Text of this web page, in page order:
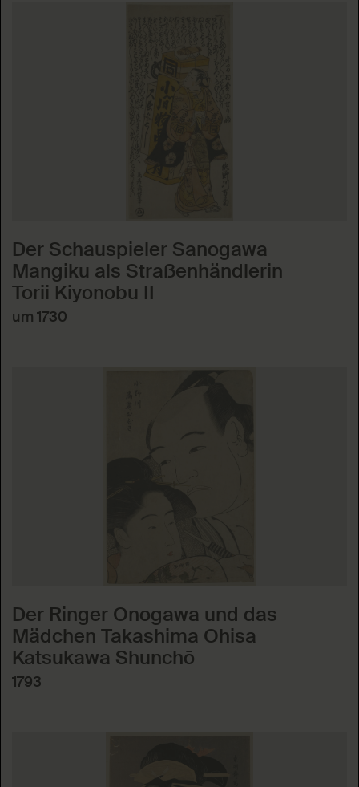
Der Schauspieler Sanogawa
Mangiku als Straßenhändlerin
Torii Kiyonobu II
um 1730
Der Ringer Onogawa und das
Mädchen Takashima Ohisa
Katsukawa Shunchō
1793